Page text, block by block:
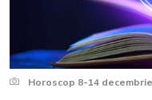
Horoscop 8-14